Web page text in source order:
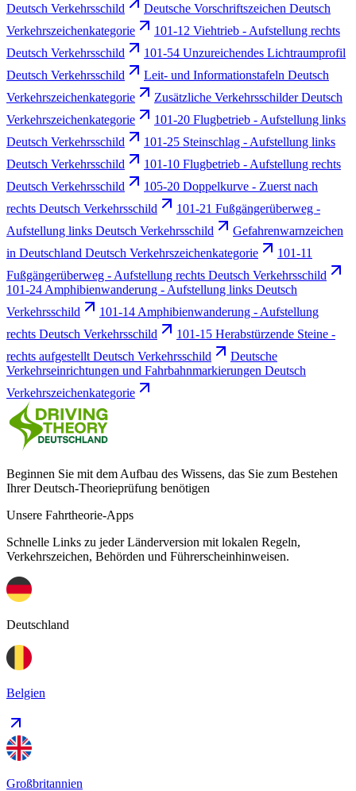
Deutsch Verkehrsschild
Deutsche Vorschriftszeichen Deutsch
Verkehrszeichenkategorie
101-12 Viehtrieb - Aufstellung rechts
Deutsch Verkehrsschild
101-54 Unzureichendes Lichtraumprofil
Deutsch Verkehrsschild
Leit- und Informationstafeln Deutsch
Verkehrszeichenkategorie
Zusätzliche Verkehrsschilder Deutsch
Verkehrszeichenkategorie
101-20 Flugbetrieb - Aufstellung links
Deutsch Verkehrsschild
101-25 Steinschlag - Aufstellung links
Deutsch Verkehrsschild
101-10 Flugbetrieb - Aufstellung rechts
Deutsch Verkehrsschild
105-20 Doppelkurve - Zuerst nach
rechts Deutsch Verkehrsschild
101-21 Fußgängerüberweg -
Aufstellung links Deutsch Verkehrsschild
Gefahrenwarnzeichen
in Deutschland Deutsch Verkehrszeichenkategorie
101-11
Fußgängerüberweg - Aufstellung rechts Deutsch Verkehrsschild
101-24 Amphibienwanderung - Aufstellung links Deutsch
Verkehrsschild
101-14 Amphibienwanderung - Aufstellung
rechts Deutsch Verkehrsschild
101-15 Herabstürzende Steine -
rechts aufgestellt Deutsch Verkehrsschild
Deutsche
Verkehrseinrichtungen und Fahrbahnmarkierungen Deutsch
Verkehrszeichenkategorie
Beginnen Sie mit dem Aufbau des Wissens, das Sie zum Bestehen
Ihrer Deutsch-Theorieprüfung benötigen
Unsere Fahrtheorie-Apps
Schnelle Links zu jeder Länderversion mit lokalen Regeln,
Verkehrszeichen, Behörden und Führerscheinhinweisen.
Deutschland
Belgien
Großbritannien